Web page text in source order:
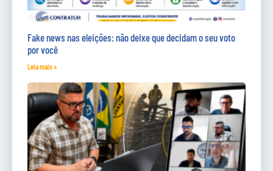
Fake news nas eleições: não deixe que decidam o seu voto
por você
Leia mais »